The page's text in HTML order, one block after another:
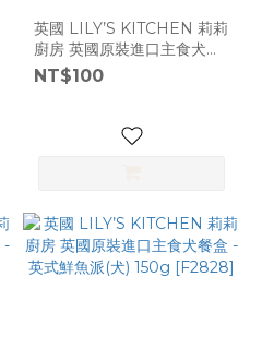
英國 LILY’S KITCHEN 莉莉
廚房 英國原裝進口主食犬餐
盒 - 老狗狗燉罐食譜(犬)
150g [F2828]
NT$100